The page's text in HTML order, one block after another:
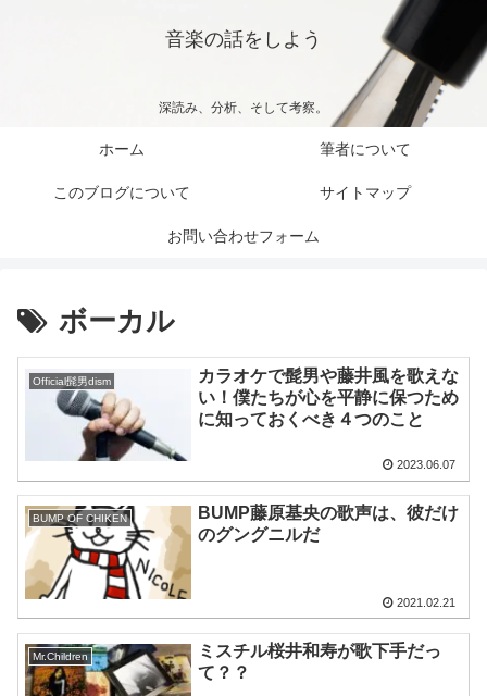
音楽の話をしよう
深読み、分析、そして考察。
ホーム 筆者について
このブログについて サイトマップ
お問い合わせフォーム
ボーカル
Official髭男dism
カラオケで髭男や藤井風を歌えな
い！僕たちが心を平静に保つため
に知っておくべき４つのこと
2023.06.07
BUMP OF CHIKEN
BUMP藤原基央の歌声は、彼だけ
のグングニルだ
2021.02.21
Mr.Children
ミスチル桜井和寿が歌下手だっ
て？？